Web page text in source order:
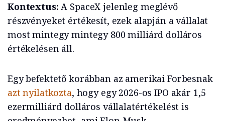
Kontextus: A SpaceX jelenleg meglévő
részvényeket értékesít, ezek alapján a vállalat
most mintegy mintegy 800 milliárd dolláros
értékelésen áll.
Egy befektető korábban az amerikai Forbesnak
azt nyilatkozta, hogy egy 2026-os IPO akár 1,5
ezermilliárd dolláros vállalatértékelést is